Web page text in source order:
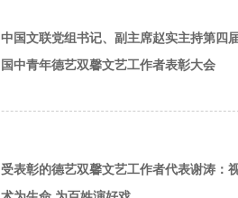
中国文联党组书记、副主席赵实主持第四
国中青年德艺双馨文艺工作者表彰大会
受表彰的德艺双馨文艺工作者代表谢涛：